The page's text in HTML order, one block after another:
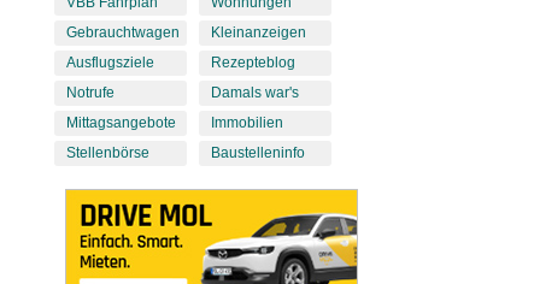
Gebrauchtwagen
Ausflugsziele
Notrufe
Mittagsangebote
Stellenbörse
Kleinanzeigen
Rezepteblog
Damals war's
Immobilien
Baustelleninfo